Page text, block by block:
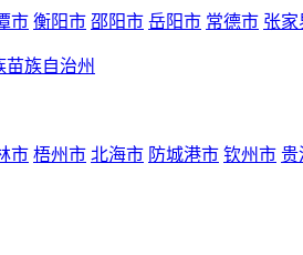
市 衡阳市 邵阳市 岳阳市 常德市 张家
苗族自治州
市 梧州市 北海市 防城港市 钦州市 贵